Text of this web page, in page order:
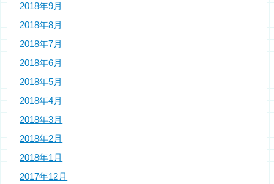
2018年9月
2018年8月
2018年7月
2018年6月
2018年5月
2018年4月
2018年3月
2018年2月
2018年1月
2017年12月